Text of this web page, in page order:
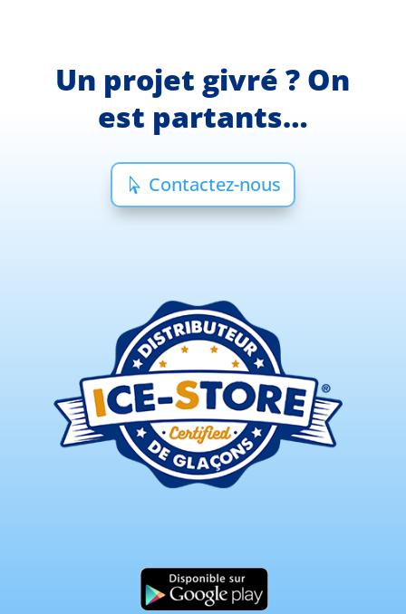
Un projet givré ? On
est partants…
Contactez-nous